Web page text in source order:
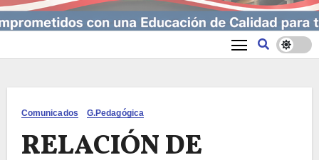
Comunicados G.Pedagógica
RELACIÓN DE